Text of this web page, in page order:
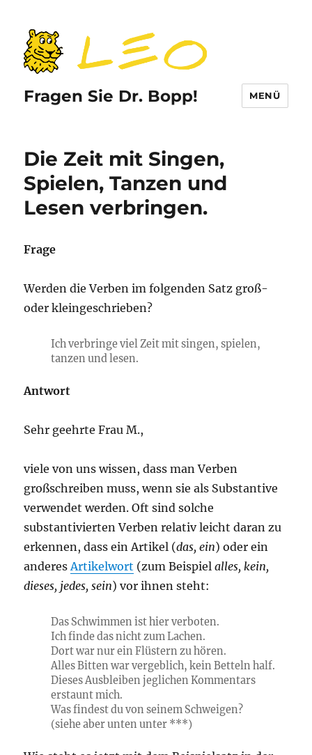
Fragen Sie Dr. Bopp! MENÜ
Die Zeit mit Singen,
Spielen, Tanzen und
Lesen verbringen.
Frage
Werden die Verben im folgenden Satz groß-
oder kleingeschrieben?
Ich verbringe viel Zeit mit singen, spielen,
tanzen und lesen.
Antwort
Sehr geehrte Frau M.,
viele von uns wissen, dass man Verben
großschreiben muss, wenn sie als Substantive
verwendet werden. Oft sind solche
substantivierten Verben relativ leicht daran zu
erkennen, dass ein Artikel (das, ein) oder ein
anderesArtikelwort (zum Beispielalles, kein,
dieses, jedes, sein) vor ihnen steht:
DasSchwimmen ist hier verboten.
Ich finde das nicht zumLachen.
Dort war nurein Flüstern zu hören.
AllesBitten war vergeblich, kein Betteln half.
DiesesAusbleiben jeglichen Kommentars
erstaunt mich.
Was findest du von seinemSchweigen?
(siehe aber unten unter ***)